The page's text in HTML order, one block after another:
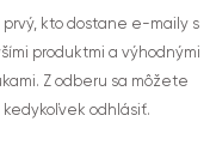
prvý, kto dostane e-maily s
produktmi a výhodnými
Z odberu sa môžete
kedykoľvek odhlásiť.